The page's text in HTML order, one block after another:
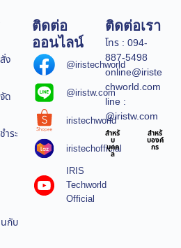
ง
ด
ำระ
กับ
ติดต่อ
ออนไลน์
@iristechworld
@iristw.com
iristechworld
iristechofficial
IRIS
Techworld
Official
ติดต่อเรา
โทร : 094-
887-5498
online@iriste
chworld.com
line :
@iristw.com
สำหรั
บ
บุคค
ล
สำหรั
บองค์
กร